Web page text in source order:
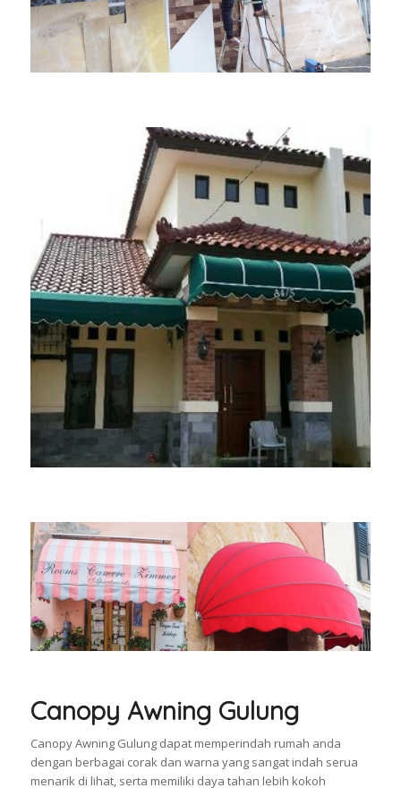
Canopy Awning Gulung
Canopy Awning Gulung dapat memperindah rumah anda
dengan berbagai corak dan warna yang sangat indah serua
menarik di lihat, serta memiliki daya tahan lebih kokoh